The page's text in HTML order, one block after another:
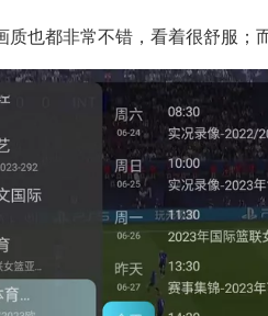
也都非常不错，看着很舒服；